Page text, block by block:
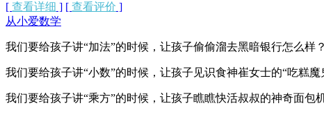
[ 查看详细 ] [ 查看评价 ]
从小爱数学
我们要给孩子讲“加法”的时候，让孩子偷偷溜去黑暗银行怎么样？
我们要给孩子讲“小数”的时候，让孩子见识食神崔女士的“吃糕魔
我们要给孩子讲“乘方”的时候，让孩子瞧瞧快活叔叔的神奇面包